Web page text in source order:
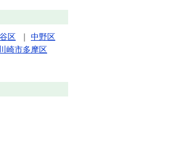
区 ｜ 中野区
川崎市多摩区